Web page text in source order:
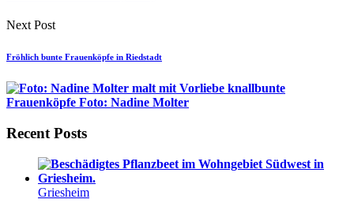
Next Post
Fröhlich bunte Frauenköpfe in Riedstadt
Recent Posts
Griesheim